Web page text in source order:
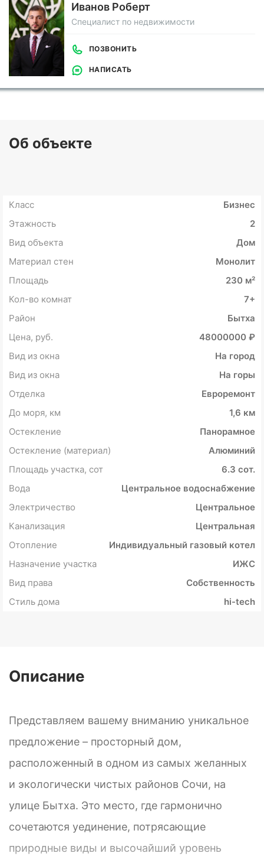
Иванов Роберт
Специалист по недвижимости
ПОЗВОНИТЬ
НАПИСАТЬ
Об объекте
Класс
Бизнес
Этажность
2
Вид объекта
Дом
Материал стен
Монолит
Площадь
230 м²
Кол-во комнат
7+
Район
Бытха
Цена, руб.
48000000 ₽
Вид из окна
На город
Вид из окна
На горы
Отделка
Евроремонт
До моря, км
1,6 км
Остекление
Панорамное
Остекление (материал)
Алюминий
Площадь участка, сот
6.3 сот.
Вода
Центральное водоснабжение
Электричество
Центральное
Канализация
Центральная
Отопление
Индивидуальный газовый котел
Назначение участка
ИЖС
Вид права
Собственность
Стиль дома
hi-tech
Описание
Представляем вашему вниманию уникальное
предложение – просторный дом,
расположенный в одном из самых желанных
и экологически чистых районов Сочи, на
улице Бытха. Это место, где гармонично
сочетаются уединение, потрясающие
природные виды и высочайший уровень